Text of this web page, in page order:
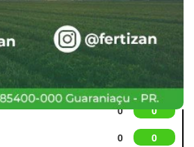
Cotações
0 0
0 0